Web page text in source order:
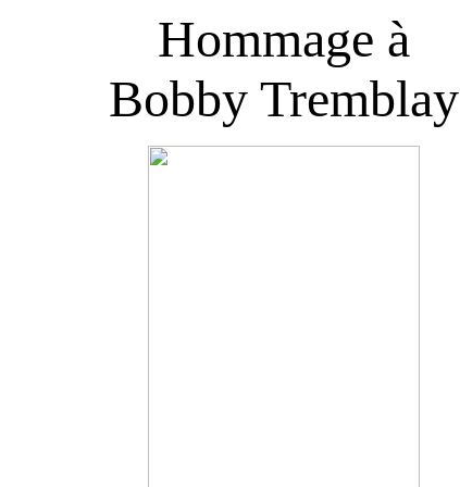
Hommage à
Bobby Tremblay